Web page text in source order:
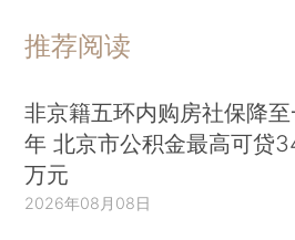
推荐阅读
非京籍五环内购房社保降至
年 北京市公积金最高可贷
万元
2026年08月08日